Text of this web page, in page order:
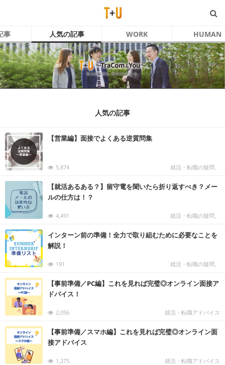
事 人気の記事 WORK HUMAN
人気の記事
【営業編】面接でよくある逆質問集
5,874 就活・転職の疑問。
【就活あるある？】留守電を聞いたら折り返すべき？メー
ルの仕方は！？
4,491 就活・転職の疑問。
インターン前の準備！全力で取り組むために必要なことを
解説！
191 就活・転職の疑問。
【事前準備／PC編】これを見れば完璧◎オンライン面接ア
ドバイス！
2,056 就活・転職アドバイス
【事前準備／スマホ編】これを見れば完璧◎オンライン面
接アドバイス
1,275 就活・転職アドバイス